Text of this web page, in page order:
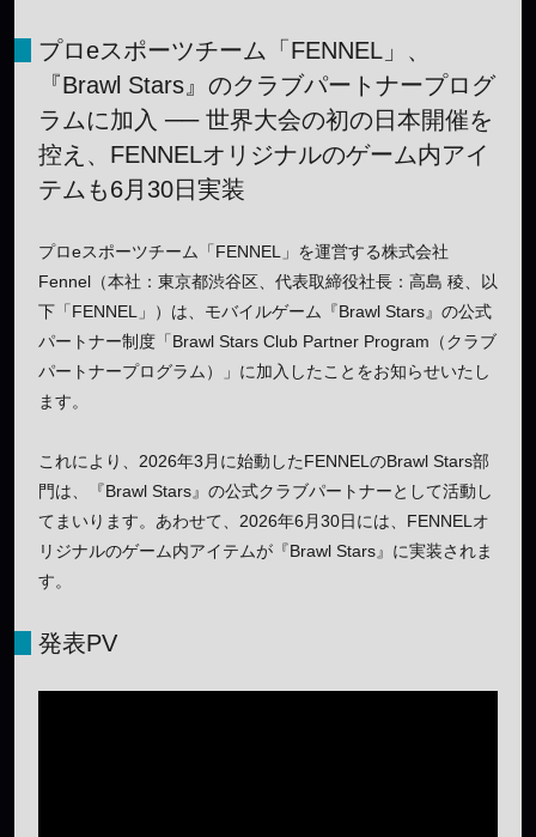
プロeスポーツチーム「FENNEL」、
『Brawl Stars』のクラブパートナープログ
ラムに加入 ── 世界大会の初の日本開催を
控え、FENNELオリジナルのゲーム内アイ
テムも6月30日実装
プロeスポーツチーム「FENNEL」を運営する株式会社
Fennel（本社：東京都渋谷区、代表取締役社長：高島 稜、以
下「FENNEL」）は、モバイルゲーム『Brawl Stars』の公式
パートナー制度「Brawl Stars Club Partner Program（クラブ
パートナープログラム）」に加入したことをお知らせいたし
ます。
これにより、2026年3月に始動したFENNELのBrawl Stars部
門は、『Brawl Stars』の公式クラブパートナーとして活動し
てまいります。あわせて、2026年6月30日には、FENNELオ
リジナルのゲーム内アイテムが『Brawl Stars』に実装されま
す。
発表PV